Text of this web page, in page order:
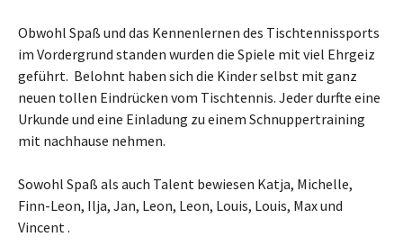
Obwohl Spaß und das Kennenlernen des Tischtennissports
im Vordergrund standen wurden die Spiele mit viel Ehrgeiz
geführt. Belohnt haben sich die Kinder selbst mit ganz
neuen tollen Eindrücken vom Tischtennis. Jeder durfte eine
Urkunde und eine Einladung zu einem Schnuppertraining
mit nachhause nehmen.
Sowohl Spaß als auch Talent bewiesen Katja, Michelle,
Finn-Leon, Ilja, Jan, Leon, Leon, Louis, Louis, Max und
Vincent .